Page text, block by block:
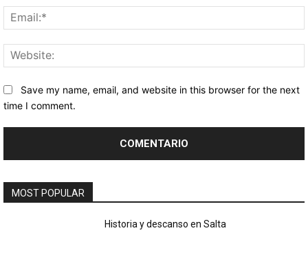
Save my name, email, and website in this browser for the next
time I comment.
MOST POPULAR
Historia y descanso en Salta